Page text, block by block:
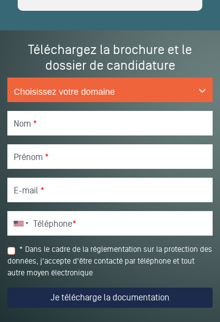
Téléchargez la brochure et le
dossier de candidature
Nom *
Prénom *
E-mail *
Téléphone*
* Dans le cadre de la réglementation sur la protection des
données, j'accepte d'être contacté par téléphone et tout
autre moyen électronique